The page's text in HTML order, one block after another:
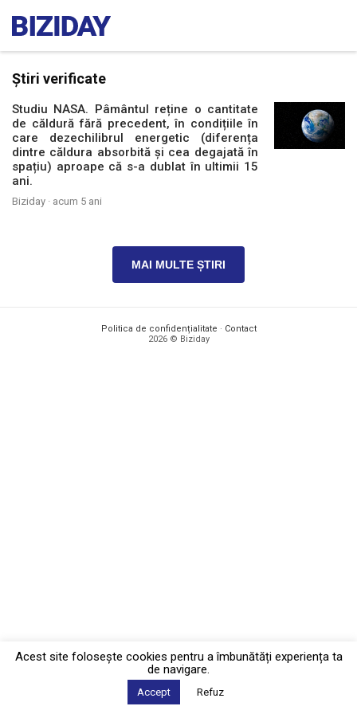
Știri verificate
Studiu NASA. Pâmântul reține o cantitate
de căldură fără precedent, în condițiile în
care dezechilibrul energetic (diferența
dintre căldura absorbită și cea degajată în
spațiu) aproape că s-a dublat în ultimii 15
ani.
Biziday · acum 5 ani
MAI MULTE ȘTIRI
Politica de confidențialitate · Contact
2026 © Biziday
Acest site foloseşte cookies pentru a îmbunătăți experiența ta
de navigare.
Accept Refuz